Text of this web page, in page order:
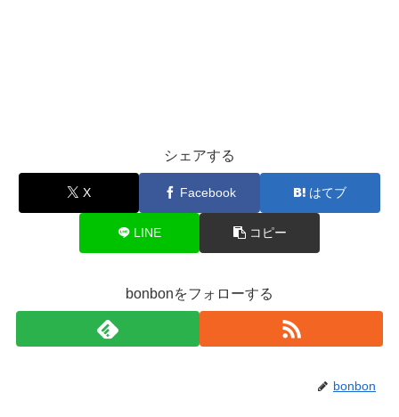
シェアする
X Facebook はてブ
LINE コピー
bonbonをフォローする
bonbon